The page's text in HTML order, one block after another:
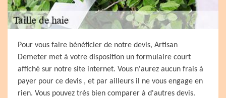
Pour vous faire bénéficier de notre devis, Artisan
Demeter met à votre disposition un formulaire court
affiché sur notre site internet. Vous n'aurez aucun frais à
payer pour ce devis , et par ailleurs il ne vous engage en
rien. Vous pouvez très bien comparer à d'autres devis.